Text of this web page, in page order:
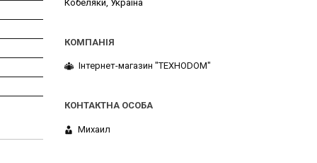
Кобеляки, Україна
Інтернет-магазин "ТЕХНОDOM"
Михаил